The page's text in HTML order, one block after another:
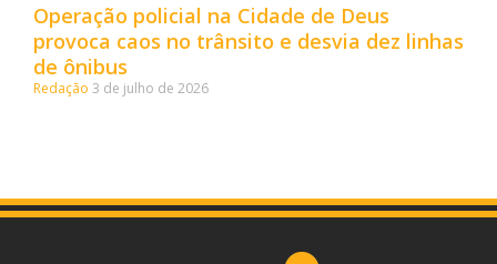
Operação policial na Cidade de Deus
provoca caos no trânsito e desvia dez linhas
de ônibus
Redação 3 de julho de 2026